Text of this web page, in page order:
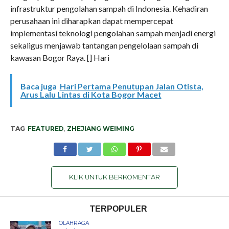
infrastruktur pengolahan sampah di Indonesia. Kehadiran
perusahaan ini diharapkan dapat mempercepat
implementasi teknologi pengolahan sampah menjadi energi
sekaligus menjawab tantangan pengelolaan sampah di
kawasan Bogor Raya. [] Hari
Baca juga Hari Pertama Penutupan Jalan Otista,
Arus Lalu Lintas di Kota Bogor Macet
TAG FEATURED ZHEJIANG WEIMING
KLIK UNTUK BERKOMENTAR
TERPOPULER
OLAHRAGA